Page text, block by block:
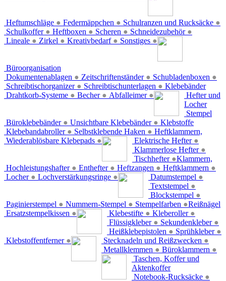
Heftumschläge ● Federmäppchen ● Schulranzen und Rucksäcke ●
Schulkoffer ● Heftboxen ● Scheren ● Schneidezubehör ●
Lineale ● Zirkel ● Kreativbedarf ● Sonstiges ●
Büroorganisation
Dokumentenablagen ● Zeitschriftenständer ● Schubladenboxen ●
Schreibtischorganizer ● Schreibtischunterlagen ●
Drahtkorb-Systeme ● Becher ● Abfalleimer ●
Klebebänder
Büroklebebänder ● Unsichtbare Klebebänder ●
Klebebandabroller ● Selbstklebende Haken ●
Wiederablösbare Klebepads ●
Hefter und
Locher
Elektrische Hefter ●
Klammerlose Hefter ●
Tischhefter ●
Hochleistungshafter ● Enthefter ● Heftzangen ● Heftklammern ●
Locher ● Lochverstärkungsringe ●
Stempel
Datumstempel ●
Textstempel ●
Blockstempel ●
Paginierstempel ● Nummern-Stempel ● Stempelfarben ●
Ersatzstempelkissen ●
Klebstoffe
Klebestifte ● Kleberoller ●
Flüssigkleber ● Sekundenkleber ●
Heißklebepistolen ● Sprühkleber ●
Klebstoffentferner ●
Heftklammern,
Klammern,
Reißnägel
Stecknadeln und Reißzwecken ●
Metallklemmen ● Büroklammern ●
Taschen, Koffer und
Aktenkoffer
Notebook-Rucksäcke ●